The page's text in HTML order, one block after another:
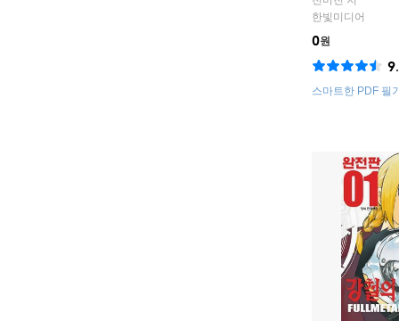
한빛미디어
0원
스마트한 PDF 필